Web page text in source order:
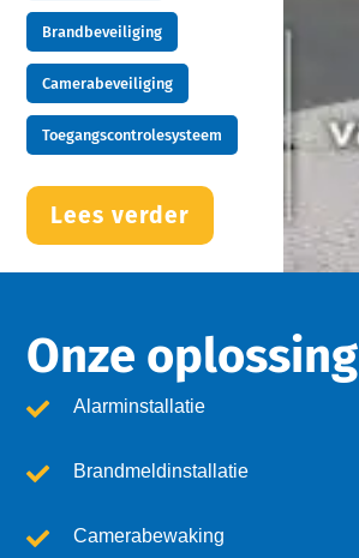
Brandbeveiliging
Camerabeveiliging
Toegangscontrolesysteem
Lees verder
Onze oplossing
Alarminstallatie
Brandmeldinstallatie
Camerabewaking